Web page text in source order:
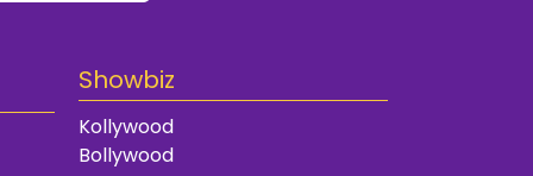
Showbiz
Kollywood
Bollywood